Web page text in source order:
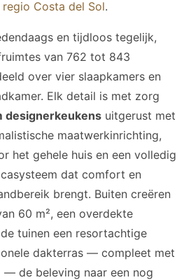
regio Costa del Sol.
en tijdloos tegelijk,
van 762 tot 843
over vier slaapkamers en
Elk detail is met zorg
designerkeukens uitgerust met
maatwerk­inrichting,
het gehele huis en een volledig
dat comfort en
brengt. Buiten creëren
60 m², een overdekte
tuinen een resortachtige
dakterras — compleet met
— de beleving naar een nog